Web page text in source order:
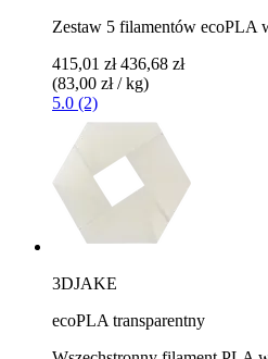
Zestaw 5 filamentów ecoPLA
415,01 zł 436,68 zł
(83,00 zł / kg)
5.0 (2)
3DJAKE
ecoPLA transparentny